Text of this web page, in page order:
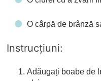
O cârpă de brânză
Instrucţiuni:
Adăugați boabe de